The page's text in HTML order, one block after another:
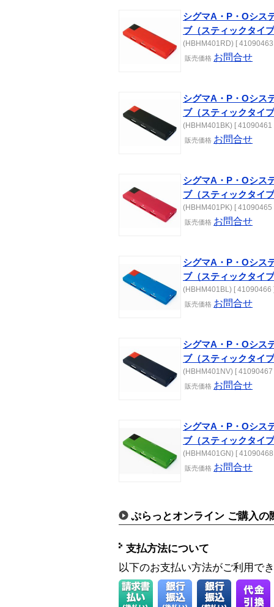
シグマA・P・Oシス
ブ（スティックタイ
(HBHM401RD) [
販売価格 お問合せ
シグマA・P・Oシス
ブ（スティックタイ
(HBHM401BK) [ 41090461
販売価格 お問合せ
シグマA・P・Oシス
ブ（スティックタイ
(HBHM401PK) [ 41090465
販売価格 お問合せ
シグマA・P・Oシス
ブ（スティックタイ
(HBHM401BL) [ 41090466
販売価格 お問合せ
シグマA・P・Oシス
ブ（スティックタイ
(HBHM401NV) [ 41090467
販売価格 お問合せ
シグマA・P・Oシス
ブ（スティックタイ
(HBHM401GN) [
販売価格 お問合せ
ぷらっとオンライン ご購入の
支払方法について
以下のお支払い方法がご利用で